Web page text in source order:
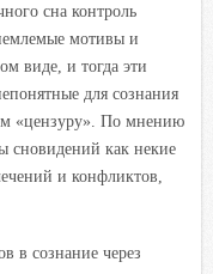
сна контроль
мотивы и
виде, и тогда эти
для сознания
«цензуру». По мнению
сновидений как некие
и конфликтов,
в сознание через